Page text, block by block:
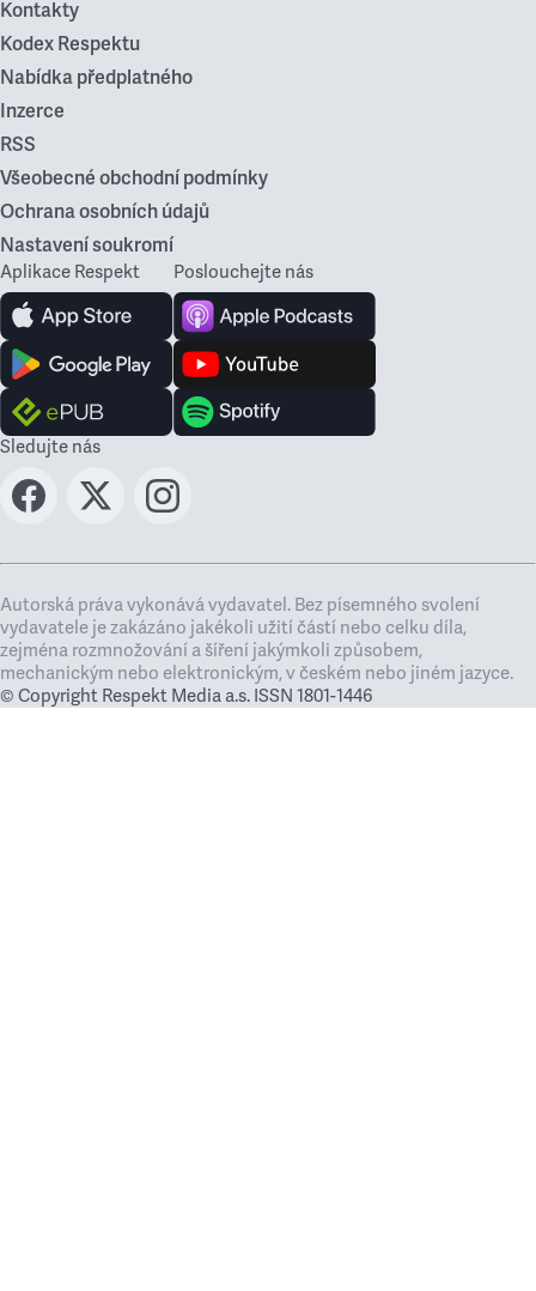
Kontakty
Kodex Respektu
Nabídka předplatného
Inzerce
RSS
Všeobecné obchodní podmínky
Ochrana osobních údajů
Nastavení soukromí
Aplikace Respekt Poslouchejte nás
Sledujte nás
Autorská práva vykonává vydavatel. Bez písemného svolení
vydavatele je zakázáno jakékoli užití částí nebo celku díla,
zejména rozmnožování a šíření jakýmkoli způsobem,
mechanickým nebo elektronickým, v českém nebo jiném jazyce.
© Copyright Respekt Media a.s. ISSN 1801-1446